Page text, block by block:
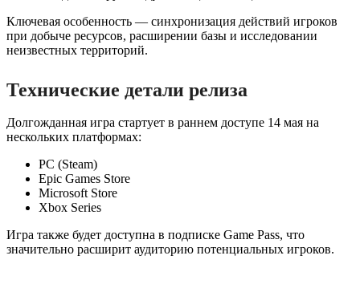
Ключевая особенность — синхронизация действий игроков
при добыче ресурсов, расширении базы и исследовании
неизвестных территорий.
Технические детали релиза
Долгожданная игра стартует в раннем доступе 14 мая на
нескольких платформах:
PC (Steam)
Epic Games Store
Microsoft Store
Xbox Series
Игра также будет доступна в подписке Game Pass, что
значительно расширит аудиторию потенциальных игроков.